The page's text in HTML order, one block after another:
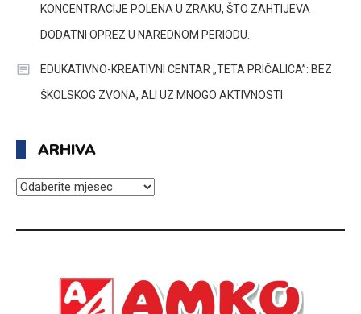
KONCENTRACIJE POLENA U ZRAKU, ŠTO ZAHTIJEVA
DODATNI OPREZ U NAREDNOM PERIODU.
EDUKATIVNO-KREATIVNI CENTAR „TETA PRIČALICA”: BEZ
ŠKOLSKOG ZVONA, ALI UZ MNOGO AKTIVNOSTI
ARHIVA
ARHIVA